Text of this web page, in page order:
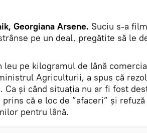
Georgiana Arsene. Suciu s-a
pe un deal, pregătite să le
pe kilogramul de lână
Agriculturii, a spus că
Ca și când situația nu ar fi fost
că e loc de ”afaceri” și
pentru lână.